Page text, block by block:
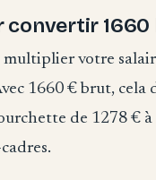
convertir
votre
1660 € brut, cela
de 1278 €